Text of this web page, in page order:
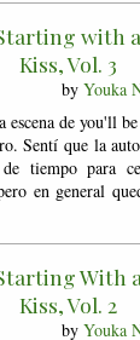
with a
Kiss, Vol. 3
by Youka
escena de you'll
Sentí que la
tiempo para
en general
With a
Kiss, Vol. 2
by Youka